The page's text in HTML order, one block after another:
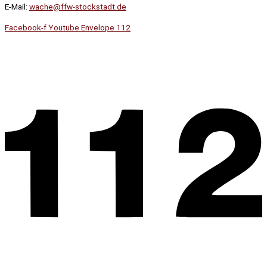
E-Mail: wache@ffw-stockstadt.de
Facebook-fYoutube Envelope 112